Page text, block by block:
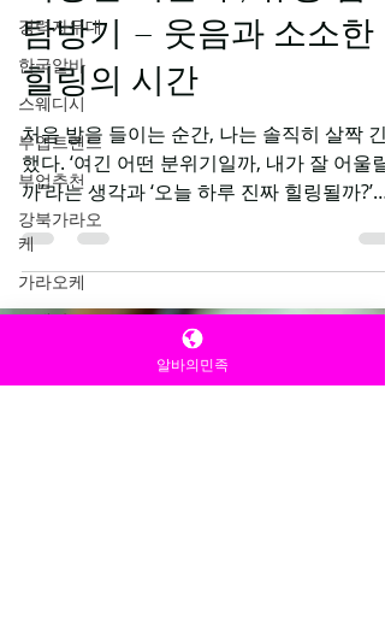
경력자우대
한국알바
스웨디시
부업트렌드
부업추천
강북가라오
케
가라오케
노래방
직장인 퇴근 후, 유흥 업소
탐방기 – 웃음과 소소한
힐링의 시간
처음 발을 들이는 순간, 나는 솔직히 살짝 긴
했다. ‘여긴 어떤 분위기일까, 내가 잘 어울릴
까’라는 생각과 ‘오늘 하루 진짜 힐링될까?’라
순간, 그 긴장감은 곧 웃음으로 바뀌었다. 은
한 음악과 밝은 조명, 그리고 활기찬 분위기
내 피로를 한 번에 날려버렸다. 카운터에서
아주는 직원들의 친절한 인사에, 나는 속으로
알바의민족